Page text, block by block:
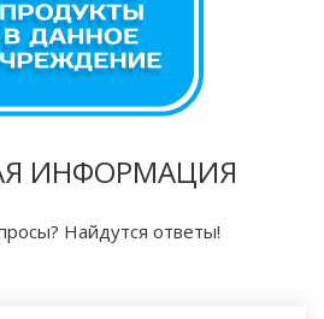
ИНФОРМАЦИЯ
Найдутся ответы!